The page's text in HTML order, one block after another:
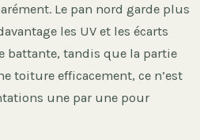
Le pan nord garde plus
les UV et les écarts
battante, tandis que la partie
toiture efficacement, ce n’est
une par une pour